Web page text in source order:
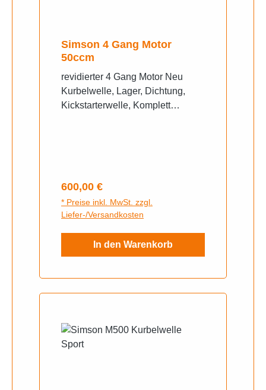
Simson 4 Gang Motor
50ccm
revidierter 4 Gang Motor Neu
Kurbelwelle, Lager, Dichtung,
Kickstarterwelle, Komplett
Regulärer Preis:
600,00 €
* Preise inkl. MwSt. zzgl.
Liefer-/Versandkosten
In den Warenkorb